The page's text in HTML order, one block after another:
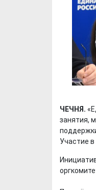
ЧЕЧНЯ.
занятия,
Участие